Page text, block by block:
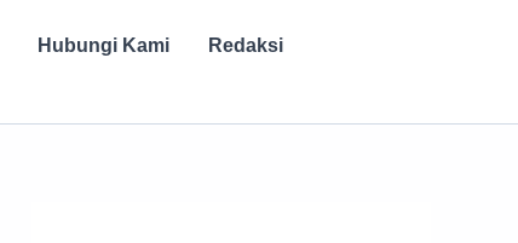
Hubungi Kami
Redaksi